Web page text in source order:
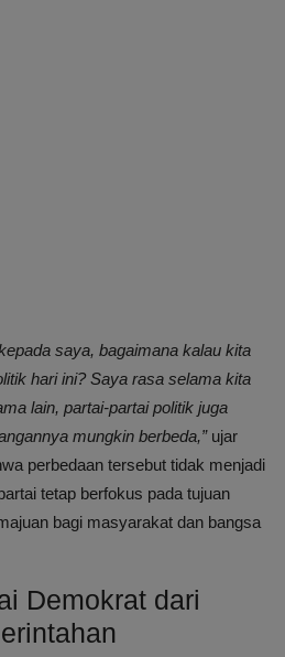
saya, bagaimana kalau kita
hari ini? Saya rasa selama kita
lain, partai-partai politik juga
mungkin berbeda,”ujar
perbedaan tersebut tidak menjadi
tetap berfokus pada tujuan
bagi masyarakat dan bangsa
Demokrat dari